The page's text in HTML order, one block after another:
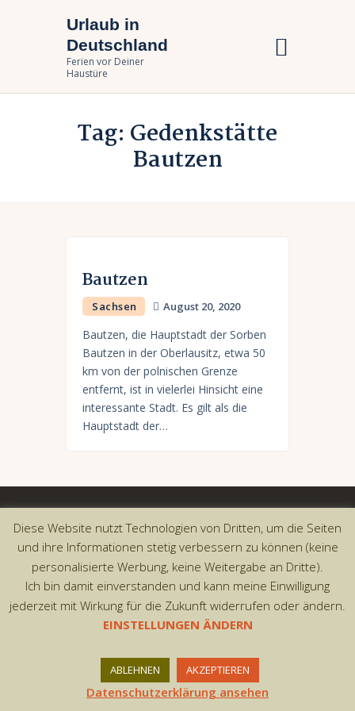
Urlaub in
Deutschland
Ferien vor Deiner
Haustüre
Tag: Gedenkstätte
Bautzen
Urlaub in Deutschland
Ferien vor Deiner Haustüre
Urlaub zuhause
Bundesländer
Urlaubsarten
Bautzen
Sachsen August 20, 2020
Bautzen, die Hauptstadt der Sorben
Bautzen in der Oberlausitz, etwa 50
km von der polnischen Grenze
entfernt, ist in vielerlei Hinsicht eine
interessante Stadt. Es gilt als die
Hauptstadt der…
reserved.
Diese Website nutzt Technologien von Dritten, um die Seiten
und ihre Informationen stetig verbessern zu können (keine
personalisierte Werbung, keine Weitergabe an Dritte).
Ich bin damit einverstanden und kann meine Einwilligung
jederzeit mit Wirkung für die Zukunft widerrufen oder ändern.
EINSTELLUNGEN ÄNDERN
ABLEHNEN AKZEPTIEREN
Datenschutzerklärung ansehen